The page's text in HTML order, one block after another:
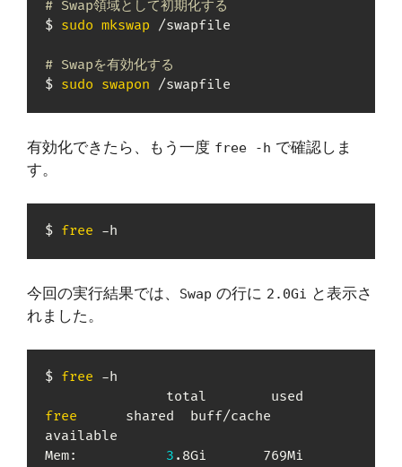
# Swap領域として初期化する
$ sudo mkswap /swapfile
# Swapを有効化する
$ sudo swapon /swapfile
有効化できたら、もう一度 free -h で確認しま
す。
$ free -h
今回の実行結果では、 Swap の行に 2.0Gi
と表示さ
れました。
$ free -h
free
      shared  buff/cache
available
Mem: 3